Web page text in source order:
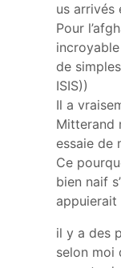
us arrivés
Pour
de
ISIS))
Il a
Mitterand
essaie de
Ce
bien naif
appuierait
il y a des
selon moi